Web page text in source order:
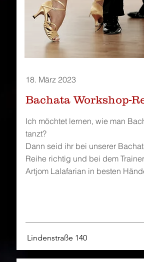
18. März 2023
Bachata Workshop-
Ich möchtet lernen, wie man
tanzt?
Dann seid ihr bei unserer
Reihe richtig und bei dem Trainer
Artjom Lalafarian in besten
Lindenstraße 140